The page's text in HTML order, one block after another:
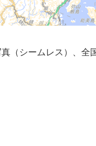
（シームレス）、全